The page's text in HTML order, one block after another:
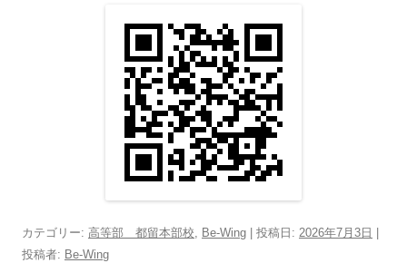
カテゴリー: 高等部 都留本部校, Be-Wing | 投稿日: 2026年7月3日
投稿者: Be-Wing